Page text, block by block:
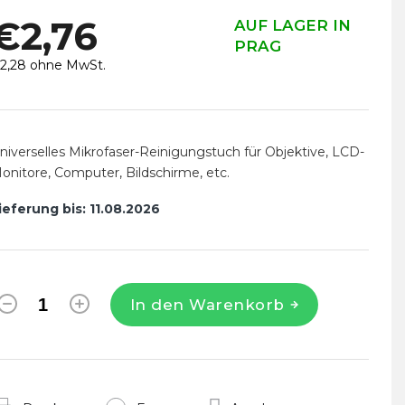
AUF LAGER IN
PRAG
ohne MwSt.
bis: 11.08.2026
In den Warenkorb
Mikrofaser-Reinigungstuch für Objektive, LCD-
Computer, Bildschirme, etc.